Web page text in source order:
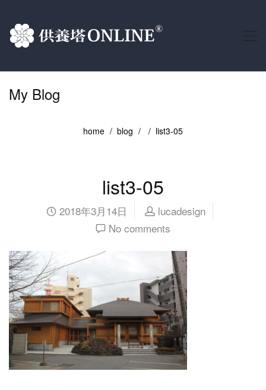
My Blog
home blog list3-05
list3-05
2018年3月14日
lucadesign
No comments